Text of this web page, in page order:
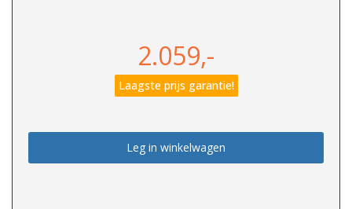
2.059,-
Laagste prijs garantie!
Leg in winkelwagen